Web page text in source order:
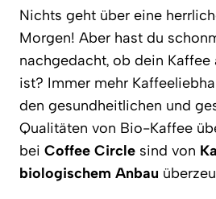
Nichts geht über eine
Morgen! Aber hast du
nachgedacht, ob dein
ist? Immer mehr
den gesundheitlichen und
Qualitäten von Bio-Kaffee
bei Coffee Circle sind von
biologischem Anbau